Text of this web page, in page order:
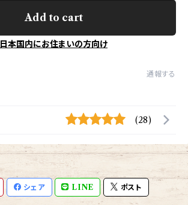
Add to cart
日本国内にお住まいの方向け
通報する
(28)
シェア LINE ポスト